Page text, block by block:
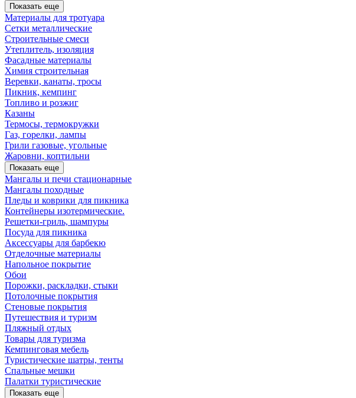
Показать еще
Материалы для тротуара
Сетки металлические
Строительные смеси
Утеплитель, изоляция
Фасадные материалы
Химия строительная
Веревки, канаты, тросы
Пикник, кемпинг
Топливо и розжиг
Казаны
Термосы, термокружки
Газ, горелки, лампы
Грили газовые, угольные
Жаровни, коптильни
Показать еще
Мангалы и печи стационарные
Мангалы походные
Пледы и коврики для пикника
Контейнеры изотермические.
Решетки-гриль, шампуры
Посуда для пикника
Аксессуары для барбекю
Отделочные материалы
Напольное покрытие
Обои
Порожки, раскладки, стыки
Потолочные покрытия
Стеновые покрытия
Путешествия и туризм
Пляжный отдых
Товары для туризма
Кемпинговая мебель
Туристические шатры, тенты
Спальные мешки
Палатки туристические
Показать еще